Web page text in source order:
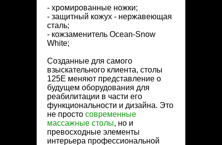
- хромированные ножки;
- защитный кожух - нержавеющая
сталь;
- кожзаменитель Ocean-Snow
White;
Созданные для самого
взыскательного клиента, столы
125Е меняют представление о
будущем оборудования для
реабилитации в части его
функциональности и дизайна. Это
не просто современные
массажные столы, но и
превосходные элементы
интерьера профессиональной